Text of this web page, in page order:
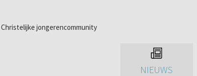
Christelijke jongerencommunity
NIEUWS